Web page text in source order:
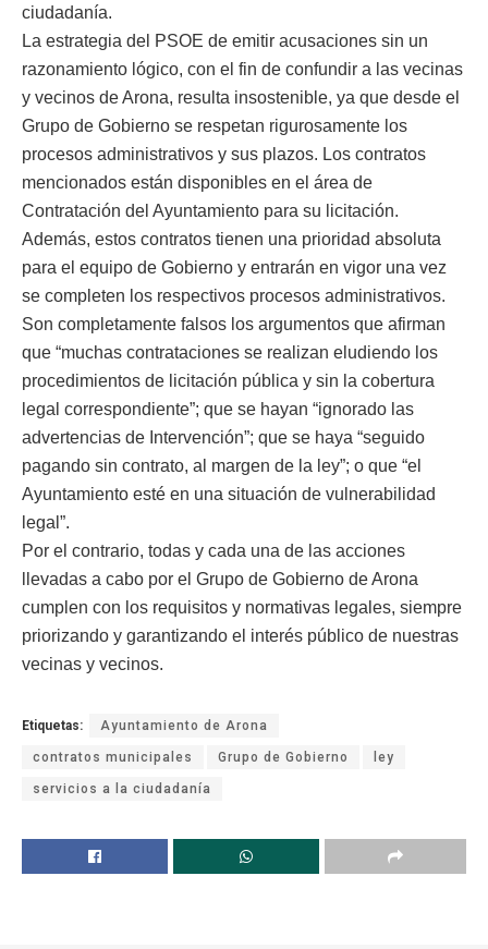
ciudadanía.
La estrategia del PSOE de emitir acusaciones sin un
razonamiento lógico, con el fin de confundir a las vecinas
y vecinos de Arona, resulta insostenible, ya que desde el
Grupo de Gobierno se respetan rigurosamente los
procesos administrativos y sus plazos. Los contratos
mencionados están disponibles en el área de
Contratación del Ayuntamiento para su licitación.
Además, estos contratos tienen una prioridad absoluta
para el equipo de Gobierno y entrarán en vigor una vez
se completen los respectivos procesos administrativos.
Son completamente falsos los argumentos que afirman
que “muchas contrataciones se realizan eludiendo los
procedimientos de licitación pública y sin la cobertura
legal correspondiente”; que se hayan “ignorado las
advertencias de Intervención”; que se haya “seguido
pagando sin contrato, al margen de la ley”; o que “el
Ayuntamiento esté en una situación de vulnerabilidad
legal”.
Por el contrario, todas y cada una de las acciones
llevadas a cabo por el Grupo de Gobierno de Arona
cumplen con los requisitos y normativas legales, siempre
priorizando y garantizando el interés público de nuestras
vecinas y vecinos.
Etiquetas: Ayuntamiento de Arona
contratos municipales Grupo de Gobierno ley
servicios a la ciudadanía